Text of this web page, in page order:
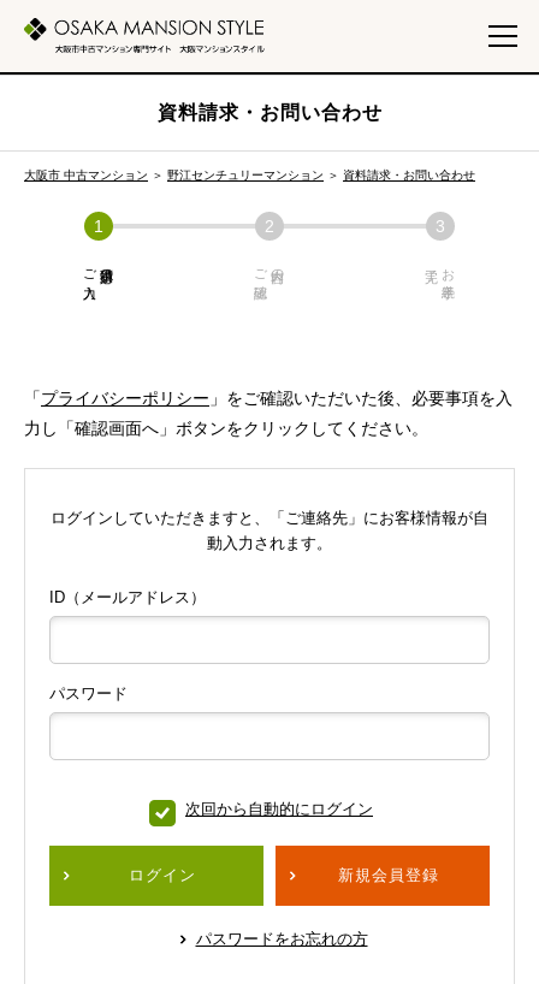
資料請求・お問い合わせ
大阪市 中古マンション ＞ 野江センチュリーマンション ＞ 資料請求・お問い合わせ
必須項目の
ご入力 内容の
ご確認 お手続き
「プライバシーポリシー 」をご確認いただいた後、必要事項を入
力し「確認画面へ」ボタンをクリックしてください。
ログインしていただきますと、「ご連絡先」にお客様情報が自
動入力されます。
ID（メールアドレス）
パスワード
次回から自動的にログイン
ログイン 新規会員登録
パスワードをお忘れの方